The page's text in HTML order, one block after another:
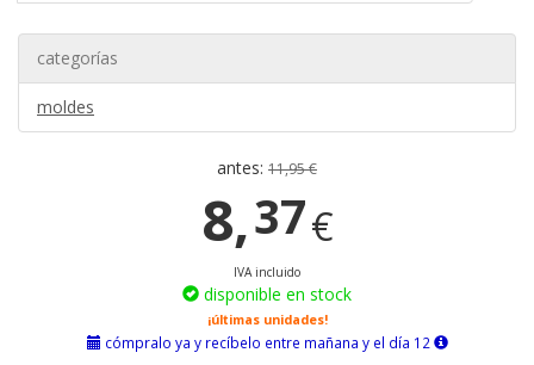
categorías
moldes
antes: 11,95 €
8,37€
IVA incluido
disponible en stock
¡últimas unidades!
cómpralo ya y recíbelo entre mañana y el día 12